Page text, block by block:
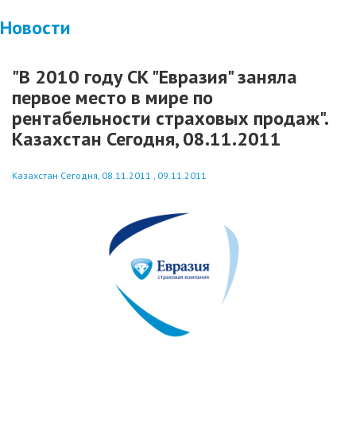
Новости
"В 2010 году СК "Евразия" заняла
первое место в мире по
рентабельности страховых продаж".
Казахстан Сегодня, 08.11.2011
Казахстан Сегодня, 08.11.2011 , 09.11.2011